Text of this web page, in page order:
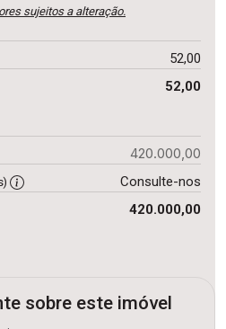
sujeitos a alteração.
52,00
52,00
420.000,00
Consulte-nos
420.000,00
sobre este imóvel